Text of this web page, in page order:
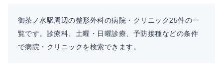
御茶ノ水駅周辺の整形外科の病院・クリニック25件の一
覧です。診療科、土曜・日曜診療、予防接種などの条件
で病院・クリニックを検索できます。